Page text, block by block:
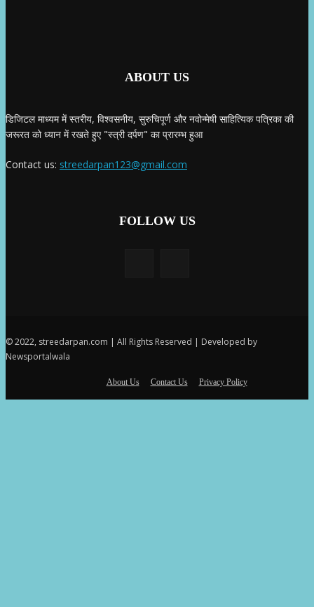
ABOUT US
डिजिटल माध्यम में स्तरीय, विश्वसनीय, सुरुचिपूर्ण और नवोन्मेषी साहित्यिक पत्रिका की
जरूरत को ध्यान में रखते हुए "स्त्री दर्पण" का प्रारम्भ हुआ
Contact us: streedarpan123@gmail.com
FOLLOW US
© 2022, streedarpan.com | All Rights Reserved | Developed by
Newsportalwala
About Us Contact Us Privacy Policy